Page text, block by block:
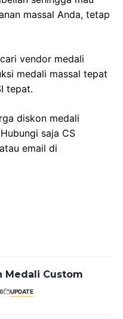
massal Anda, tetap
vendor medali
medali massal tepat
tepat.
diskon medali
saja CS
email di
Medali Custom
UPDATE